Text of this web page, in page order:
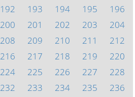
192 193 194 195
196
200 201 202 203
204
208 209 210 211
212
216 217 218 219
220
224 225 226 227
228
232 233 234 235
236